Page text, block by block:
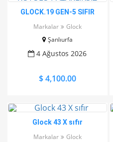
GLOCK.19 GEN-5 SIFIR
Markalar
Glock
Şanlıurfa
4 Ağustos 2026
$ 4,100.00
Glock 43 X sıfır
Markalar Glock